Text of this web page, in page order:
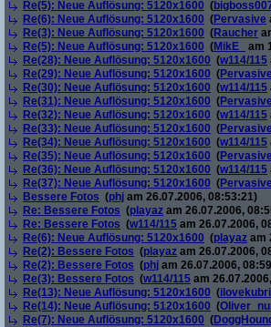
Re(5): Neue Auflösung: 5120x1600 (
Re(6): Neue Auflösung: 5120x1600 (Pervasive
Re(3): Neue Auflösung: 5120x1600 (Raucher
Re(5): Neue Auflösung: 5120x1600 (MikE_
am
Re(28): Neue Auflösung: 5120x1600 (w114/115
Re(29): Neue Auflösung: 5120x1600 (Pervasive
Re(30): Neue Auflösung: 5120x1600 (w114/115
Re(31): Neue Auflösung: 5120x1600 (Pervasive
Re(32): Neue Auflösung: 5120x1600 (w114/115
Re(33): Neue Auflösung: 5120x1600 (Pervasive
Re(34): Neue Auflösung: 5120x1600 (w114/115
Re(35): Neue Auflösung: 5120x1600 (Pervasive
Re(36): Neue Auflösung: 5120x1600 (w114/115
Re(37): Neue Auflösung: 5120x1600 (Pervasive
Bessere Fotos (phj am 26.07.2006, 08:53:21)
Re: Bessere Fotos (playaz am 26.07.2006,
Re: Bessere Fotos (w114/115 am 26.07.2006,
Re(6): Neue Auflösung: 5120x1600 (playaz am
Re(2): Bessere Fotos (playaz am 26.07.2006,
Re(2): Bessere Fotos (phj am 26.07.2006,
Re(3): Bessere Fotos (w114/115 am
Re(13): Neue Auflösung: 5120x1600 (
Re(14): Neue Auflösung: 5120x1600 (
Re(7): Neue Auflösung: 5120x1600 (